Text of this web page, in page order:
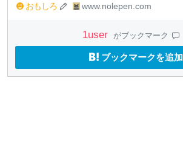
おもしろ www.nolepen.com
1user がブックマーク
ブックマークを追加